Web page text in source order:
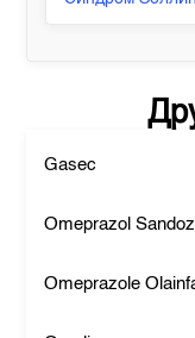
Gasec
Omeprazol Sandoz
Omeprazole